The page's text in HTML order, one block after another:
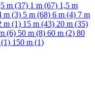
m (37) 1 m (67) 1,5 m
m (3) 5 m (68) 6 m (4) 7 m
m (1) 15 m (43) 20 m (35)
(6) 50 m (8) 60 m (2) 80
150 m (1)